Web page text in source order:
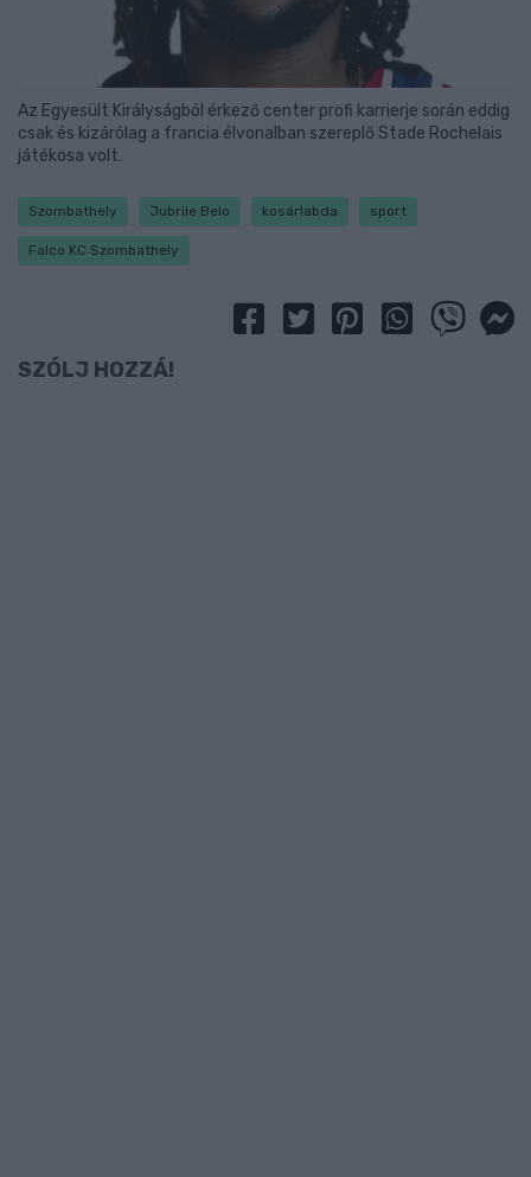
Az Egyesült Királyságból érkező center profi karrierje során eddig
csak és kizárólag a francia élvonalban szereplő Stade Rochelais
játékosa volt.
Szombathely Jubrile Belo kosárlabda sport
Falco KC Szombathely
SZÓLJ HOZZÁ!